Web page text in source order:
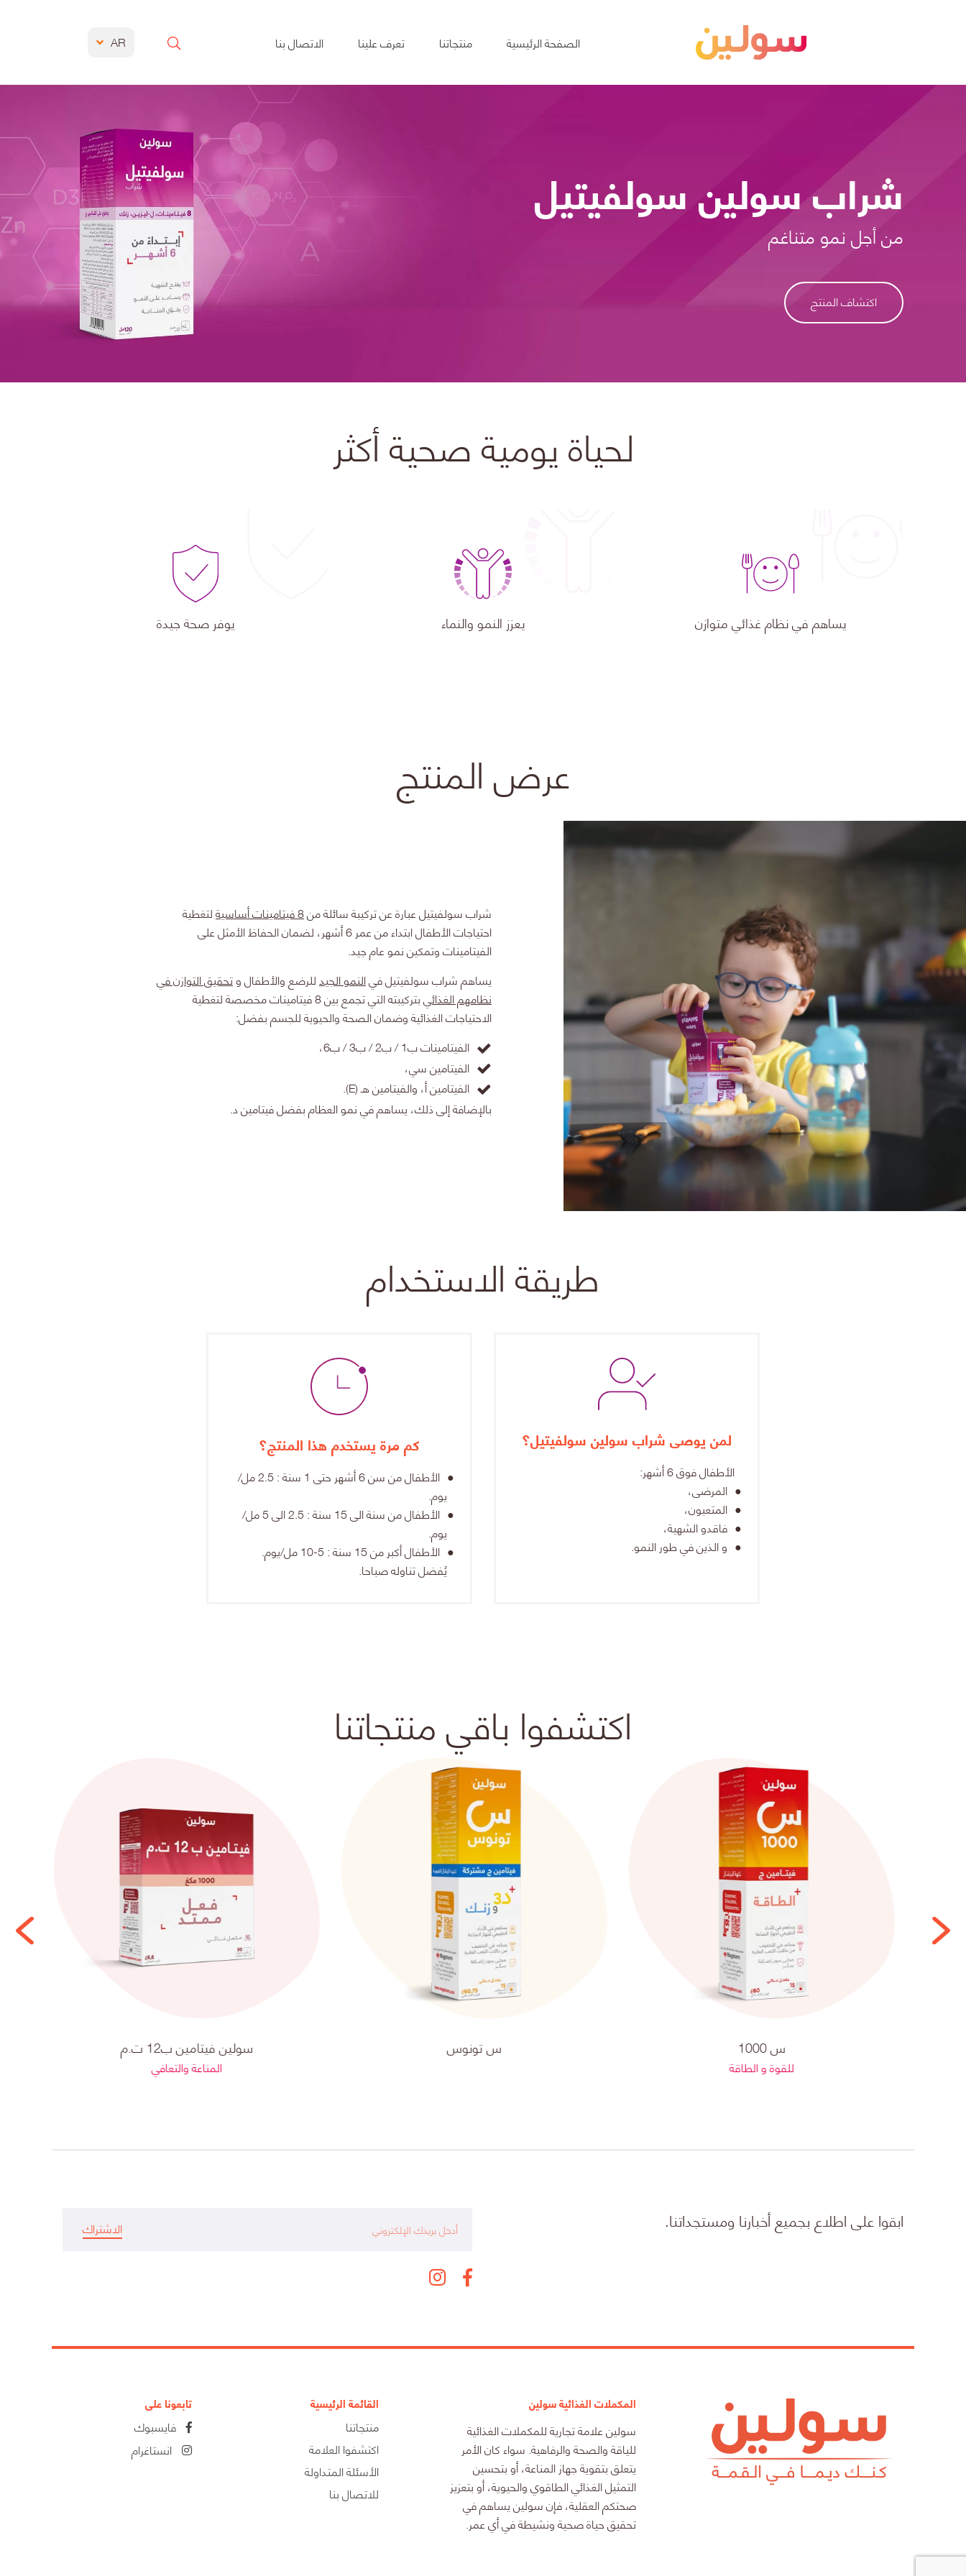
الصفحة الرئيسية منتجاتنا تعرف علينا الاتصال بنا AR
شراب سولين سولفيتيل
من أجل نمو متناغم
اكتشاف المنتج
لحياة يومية صحية أكثر
يساهم في نظام غذائي متوازن يعزز النمو والنماء يوفر صحة جيدة
عرض المنتج
شراب سولفيتيلعبارة عن تركيبة سائلة من8 فيتامينات أساسية
لتغطية
احتياجات الأطفال ابتداء من عمر 6 أشهر، لضمان الحفاظ الأمثل على
الفيتامينات وتمكين نمو عام جيد.
يساهمشراب سولفيتيلفيالنمو الجيدللرضع والأطفال وتحقيق التوازن في
نظامهم الغذائي
بتركيبته التي تجمع بين 8 فيتامينات مخصصة لتغطية
الاحتياجات الغذائية وضمان الصحة والحيوية للجسم بفضل:
الفيتاميناتب1 / ب2 / ب3 / ب6
،
الفيتامينسي،
الفيتامينأ، والفيتامين هـ (E).
بالإضافة إلى ذلك، يساهم في نمو العظام بفضلفيتامين د.
طريقة الاستخدام
لمن يوصى شراب سولين سولفيتيل؟
الأطفال فوق 6 أشهر:
المرضى،
المتعبون،
فاقدو الشهية،
و الذين في طور النمو.
كم مرة يستخدم هذا المنتج؟
الأطفال من سن 6 أشهر حتى 1 سنة : 2.5 مل/
يوم.
الأطفال من سنة الى 15 سنة : 2.5 الى 5 مل/
يوم.
الأطفال أكبر من 15 سنة : 5-10 مل/يوم.
يُفضل تناوله صباحا.
اكتشفوا باقي منتجاتنا
س 1000
للقوة و الطاقة
س تونوس سولين فيتامين ب12 ت.م
المناعة والتعافي
ابقوا على اطلاع بجميع أخبارنا ومستجداتنا. الاشتراك
المكملات الغذائية سولين
سولين علامة تجارية للمكملات الغذائية
للياقة والصحة والرفاهية. سواء كان الأمر
يتعلق بتقوية جهاز المناعة، أو بتحسين
التمثيل الغذائي الطاقوي والحيوية، أو بتعزيز
صحتكم العقلية، فإن سولين يساهم في
تحقيق حياة صحية ونشيطة في أي عمر.
القائمة الرئيسية
منتجاتنا
اكتشفوا العلامة
الأسئلة المتداولة
للاتصال بنا
تابعونا على